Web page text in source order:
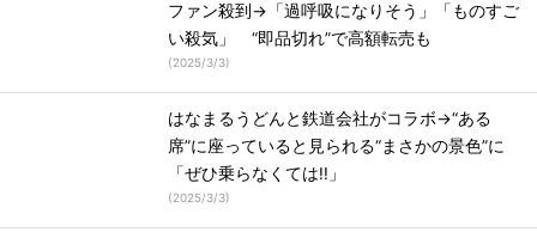
ファン殺到→「過呼吸になりそう」「ものすご
い殺気」 “即品切れ”で高額転売も
(2025/3/3)
はなまるうどんと鉄道会社がコラボ→“ある
席”に座っていると見られる“まさかの景色”に
「ぜひ乗らなくては!!」
(2025/3/3)